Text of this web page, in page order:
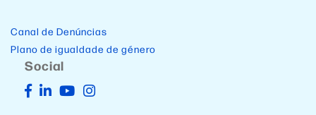
Canal de Denúncias
Plano de igualdade de género
Social